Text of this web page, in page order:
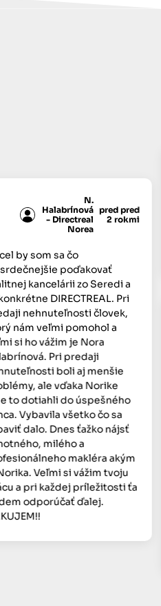
N.
Halabrínová
- Directreal
Norea
pred pred
2 rokmi
by som sa čo
poďakovať
kancelárii zo Seredi a
DIRECTREAL. Pri
nehnuteľnosti človek,
nám veľmi pomohol a
si ho vážim je Nora
Pri predaji
boli aj menšie
ale vďaka Norike
to dotiahli do úspešného
Vybavila všetko čo sa
dalo. Dnes ťažko nájsť
milého a
makléra akým
Veľmi si vážim tvoju
a pri každej príležitosti ťa
odporúčať ďalej.